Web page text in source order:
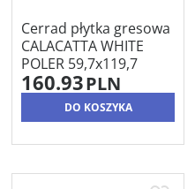
Cerrad płytka gresowa
CALACATTA WHITE
POLER 59,7x119,7
160.93PLN
DO KOSZYKA